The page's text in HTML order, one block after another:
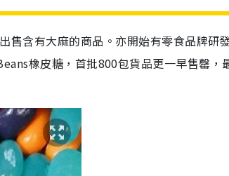
售含有大麻的商品。亦開始有零食品牌研
橡皮糖，首批800包貨品更一早售罄，